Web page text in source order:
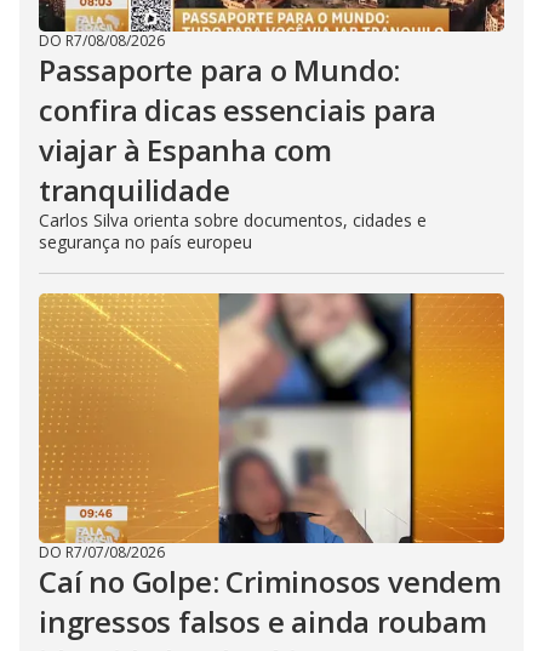
DO R7/08/08/2026
Passaporte para o Mundo:
confira dicas essenciais para
viajar à Espanha com
tranquilidade
Carlos Silva orienta sobre documentos, cidades e
segurança no país europeu
DO R7/07/08/2026
Caí no Golpe: Criminosos vendem
ingressos falsos e ainda roubam